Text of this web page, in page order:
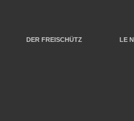
DER FREISCHÜTZ LE